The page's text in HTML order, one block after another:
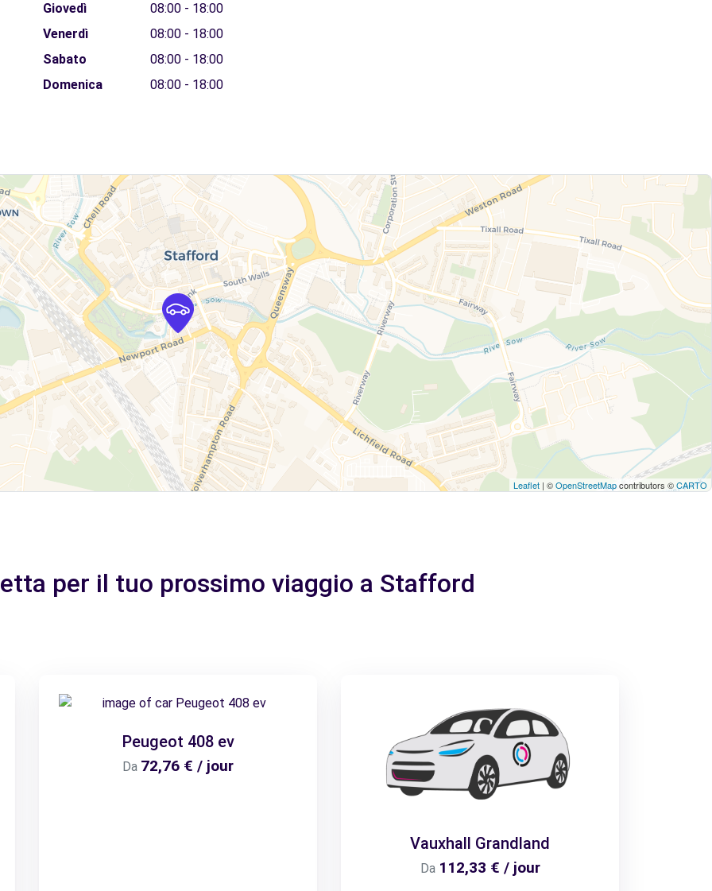
Giovedì
08:00 - 18:00
Venerdì
08:00 - 18:00
Sabato
08:00 - 18:00
Domenica
08:00 - 18:00
Leaflet | ©OpenStreetMapcontributors ©CARTO
per il tuo prossimo viaggio a Stafford
Peugeot 408 ev
Da 72,76 € / jour
Vauxhall Grandland
Da 112,33 € / jour